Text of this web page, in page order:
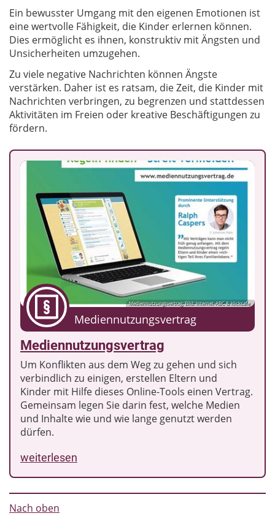
Ein bewusster Umgang mit den eigenen Emotionen ist
eine wertvolle Fähigkeit, die Kinder erlernen können.
Dies ermöglicht es ihnen, konstruktiv mit Ängsten und
Unsicherheiten umzugehen.
Zu viele negative Nachrichten können Ängste
verstärken. Daher ist es ratsam, die Zeit, die Kinder mit
Nachrichten verbringen, zu begrenzen und stattdessen
Aktivitäten im Freien oder kreative Beschäftigungen zu
fördern.
Mediennutzungsvertrag; Bild: Internet-ABC & klicksafe
Mediennutzungsvertrag
Mediennutzungsvertrag
Um Konflikten aus dem Weg zu gehen und sich
verbindlich zu einigen, erstellen Eltern und
Kinder mit Hilfe dieses Online-Tools einen Vertrag.
Gemeinsam legen Sie darin fest, welche Medien
und Inhalte wie und wie lange genutzt werden
dürfen.
weiterlesen
Nach oben